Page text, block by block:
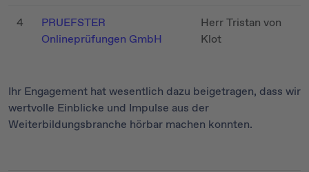
4
PRUEFSTER
Onlineprüfungen GmbH
Herr Tristan von
Klot
Ihr Engagement hat wesentlich dazu beigetragen, dass wir
wertvolle Einblicke und Impulse aus der
Weiterbildungsbranche hörbar machen konnten.